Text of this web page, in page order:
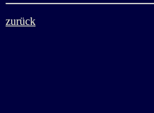
zurück